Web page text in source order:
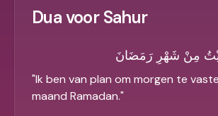
Dua voor Sahur
مِنْ شَهْرِ رَمَضَانَ
"Ik ben van plan om morgen te
maand Ramadan."